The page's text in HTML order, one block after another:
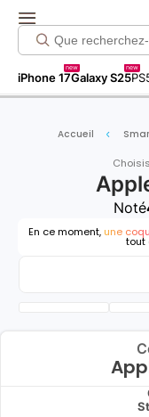
iPhone 17
new
Galaxy S25
new
Accueil
Noté
En ce moment, une
tout